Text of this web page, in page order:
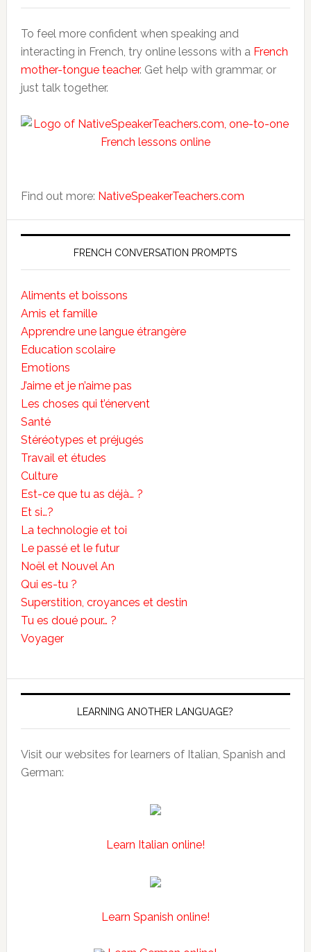
To feel more confident when speaking and
interacting in French, try online lessons with a French
mother-tongue teacher. Get help with grammar, or
just talk together.
Find out more: NativeSpeakerTeachers.com
FRENCH CONVERSATION PROMPTS
Aliments et boissons
Amis et famille
Apprendre une langue étrangère
Education scolaire
Emotions
J’aime et je n’aime pas
Les choses qui t’énervent
Santé
Stéréotypes et préjugés
Travail et études
Culture
Est-ce que tu as déjà… ?
Et si…?
La technologie et toi
Le passé et le futur
Noël et Nouvel An
Qui es-tu ?
Superstition, croyances et destin
Tu es doué pour… ?
Voyager
LEARNING ANOTHER LANGUAGE?
Visit our websites for learners of Italian, Spanish and
German:
Learn Italian online!
Learn Spanish online!